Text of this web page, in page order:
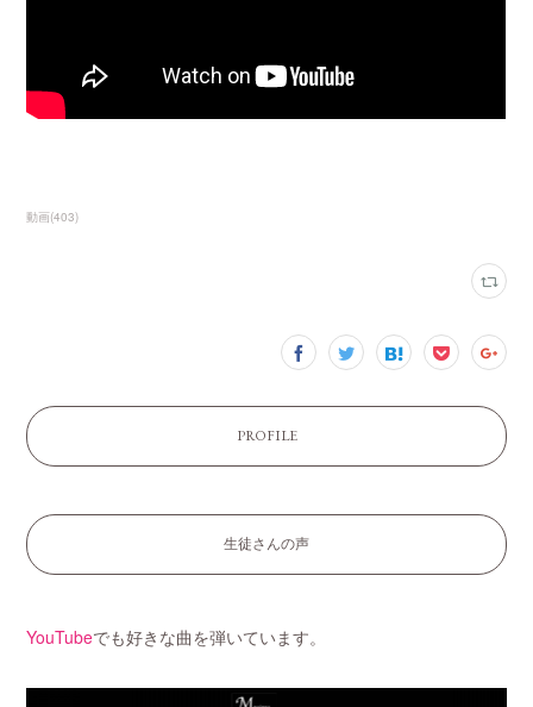
動画(403)
PROFILE
生徒さんの声
YouTubeでも好きな曲を弾いています。